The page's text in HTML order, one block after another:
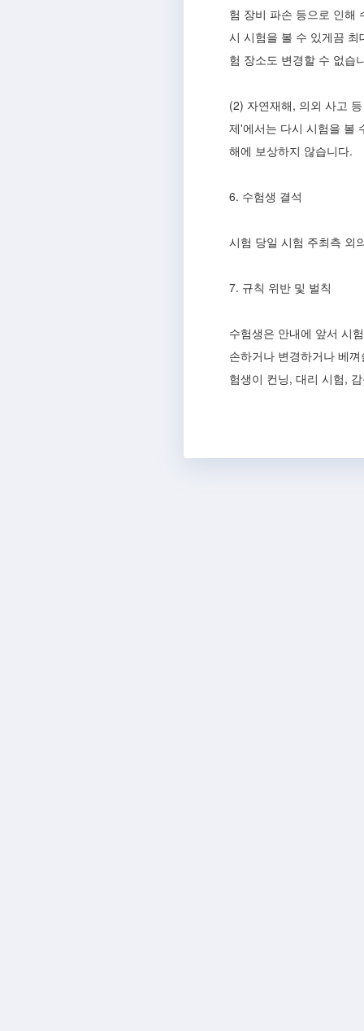
험 장비 파손 등으로 인해
시 시험을 볼 수 있게끔
험 장소도 변경할 수 없습
(2) 자연재해, 의외 사고
제'에서는 다시 시험을 볼
해에 보상하지 않습니다.
6. 수험생 결석
시험 당일 시험 주최측 외
7. 규칙 위반 및 벌칙
수험생은 안내에 앞서 시
손하거나 변경하거나 베
험생이 컨닝, 대리 시험,